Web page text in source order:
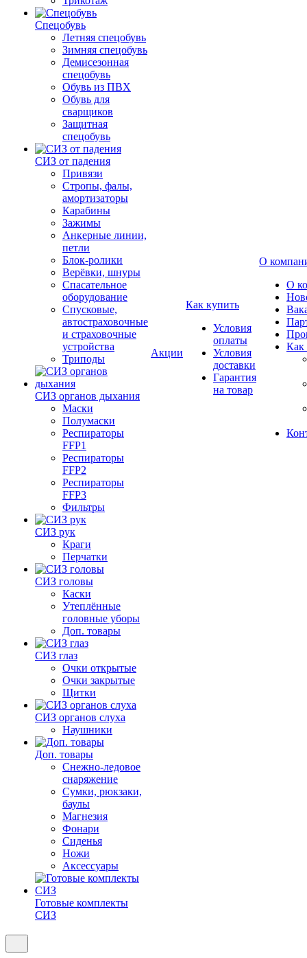
Спецобувь
Летняя спецобувь
Зимняя спецобувь
Демисезонная
спецобувь
Обувь из ПВХ
Обувь для
сварщиков
Защитная
спецобувь
СИЗ от падения
Привязи
Стропы, фалы,
амортизаторы
Карабины
Зажимы
Анкерные линии,
петли
Блок-ролики
Верёвки, шнуры
Спасательное
оборудование
Спусковые,
автостраховочные
и страховочные
устройства
Триподы
СИЗ органов дыхания
Маски
Полумаски
Респираторы
FFP1
Респираторы
FFP2
Респираторы
FFP3
Фильтры
СИЗ рук
Краги
Перчатки
СИЗ головы
Каски
Утеплённые
головные уборы
Доп. товары
СИЗ глаз
Очки открытые
Очки закрытые
Щитки
СИЗ органов слуха
Наушники
Доп. товары
Снежно-ледовое
снаряжение
Сумки, рюкзаки,
баулы
Магнезия
Фонари
Сиденья
Ножи
Аксессуары
Готовые комплекты
СИЗ
Акции
Как купить
Условия
оплаты
Условия
доставки
Гарантия
на товар
О
О
Как